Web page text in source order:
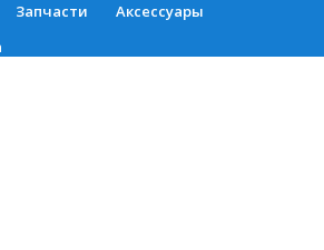
Запчасти Аксессуары